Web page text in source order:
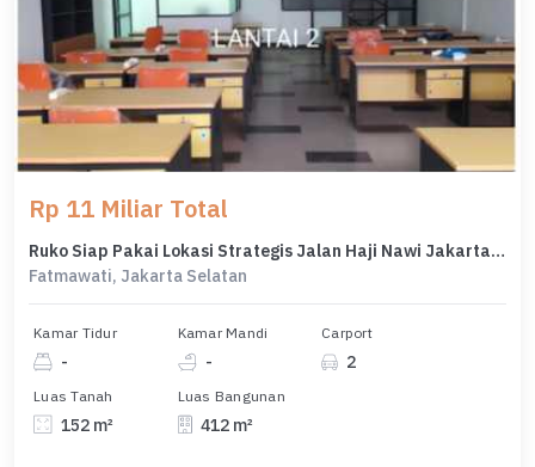
Rp 11 Miliar Total
Ruko Siap Pakai Lokasi Strategis Jalan Haji Nawi Jakarta Selatan
Fatmawati, Jakarta Selatan
Kamar Tidur
-
Kamar Mandi
-
Carport
2
Luas Tanah
152 m²
Luas Bangunan
412 m²